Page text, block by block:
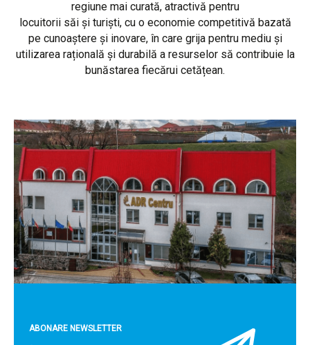
regiune mai curată, atractivă pentru
locuitorii săi și turiști, cu o economie competitivă bazată
pe cunoaștere și inovare, în care grija pentru mediu și
utilizarea rațională și durabilă a resurselor să contribuie la
bunăstarea fiecărui cetățean.
ABONARE NEWSLETTER